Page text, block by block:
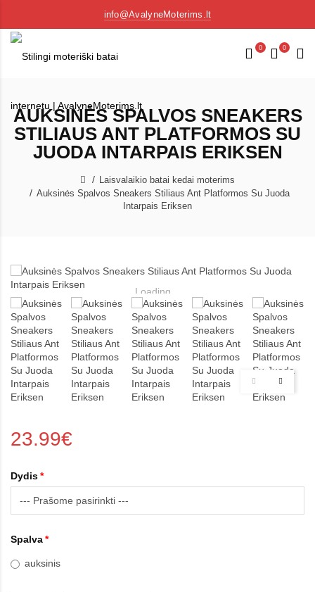
info@AvalyneMoterims.lt
0 0
AUKSINĖS SPALVOS SNEAKERS
STILIAUS ANT PLATFORMOS SU
JUODA INTARPAIS ERIKSEN
Laisvalaikio batai kedai moterims
Auksinės Spalvos Sneakers Stiliaus Ant Platformos Su Juoda
Intarpais Eriksen
Loading...
23.99€
Dydis
Spalva
auksinis